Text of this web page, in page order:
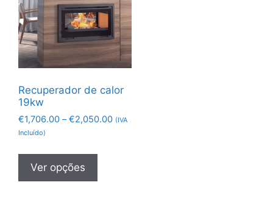
Recuperador de calor
19kw
€1,706.00 – €2,050.00 (IVA
Incluído)
Ver opções